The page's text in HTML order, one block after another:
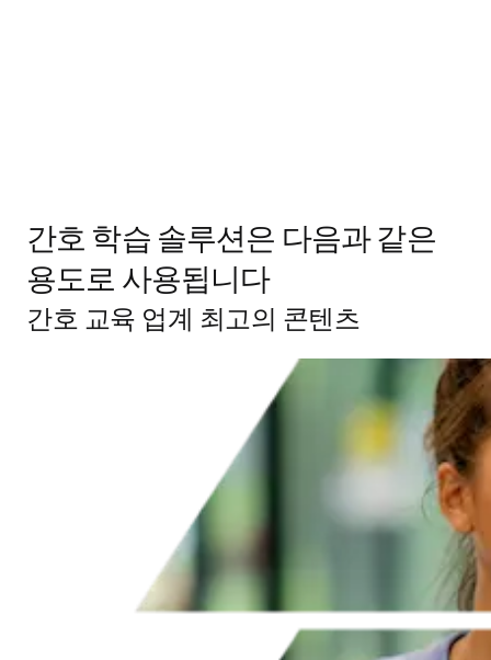
간호 학습 솔루션은 다음과 같은
용도로 사용됩니다
간호 교육 업계 최고의 콘텐츠